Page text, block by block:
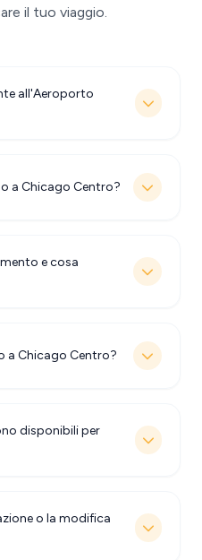
il tuo viaggio.
all'Aeroporto
a Chicago Centro?
e cosa
a Chicago Centro?
disponibili per
o la modifica